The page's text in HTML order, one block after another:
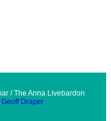
/ The Anna Livebardon
Geoff Draper